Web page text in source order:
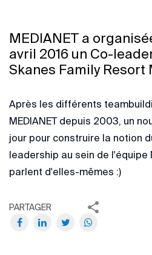
MEDIANET a
avril 2016 un Co-
Skanes Family Resort
Après les différents
MEDIANET depuis 2003, un
jour pour construire la notion
leadership au sein de l'équipe
parlent d'elles-mêmes :)
PARTAGER